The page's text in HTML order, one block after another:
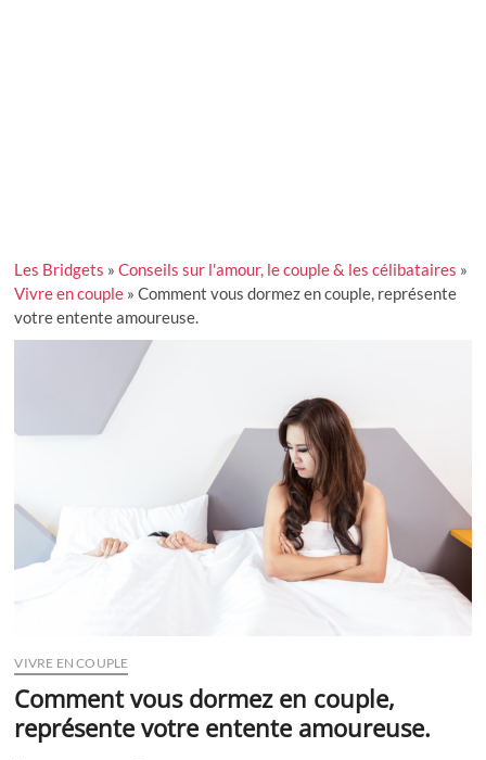
Les Bridgets »Conseils sur l'amour, le couple & les célibataires »
Vivre en couple »Comment vous dormez en couple, représente
votre entente amoureuse.
VIVRE EN COUPLE
Comment vous dormez en couple,
représente votre entente amoureuse.